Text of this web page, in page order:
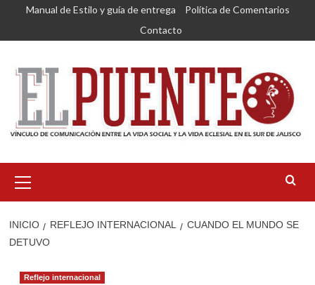
Saltar
contenido
Manual de Estilo y guía de entrega
Política de Comentarios
Contacto
primario
INICIO REFLEJO INTERNACIONAL
CUANDO EL MUNDO SE
DETUVO
Reflejo internacional